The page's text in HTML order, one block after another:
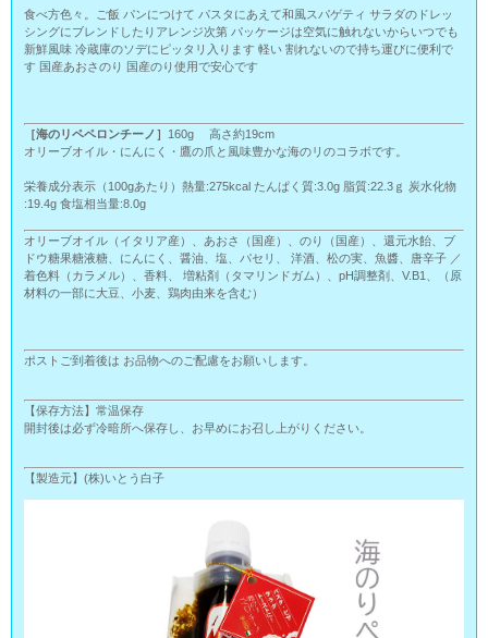
食べ方色々。ご飯 パンにつけて パスタにあえて和風スパゲティ サラダのドレッ
シングにブレンドしたりアレンジ次第 パッケージは空気に触れないからいつでも
新鮮風味 冷蔵庫のソデにピッタリ入ります 軽い 割れないので持ち運びに便利で
す 国産あおさのり 国産のり使用で安心です
［海のリペペロンチーノ］ 160g 高さ約19cm
オリーブオイル・にんにく・鷹の爪と風味豊かな海のリのコラボです。
栄養成分表示（100gあたり）熱量:275kcal たんぱく質:3.0g 脂質:22.3ｇ 炭水化物
:19.4g 食塩相当量:8.0g
オリーブオイル（イタリア産）、あおさ（国産）、のり（国産）、還元水飴、ブ
ドウ糖果糖液糖、にんにく、醤油、塩、パセリ、 洋酒、松の実、魚醬、唐辛子 ／
着色料（カラメル）、香料、 増粘剤（タマリンドガム）、pH調整剤、V.B1、（原
材料の一部に大豆、小麦、鶏肉由来を含む）
ポストご到着後は お品物へのご配慮をお願いします。
【保存方法】常温保存
開封後は必ず冷暗所へ保存し、お早めにお召し上がりください。
【製造元】(株)いとう白子